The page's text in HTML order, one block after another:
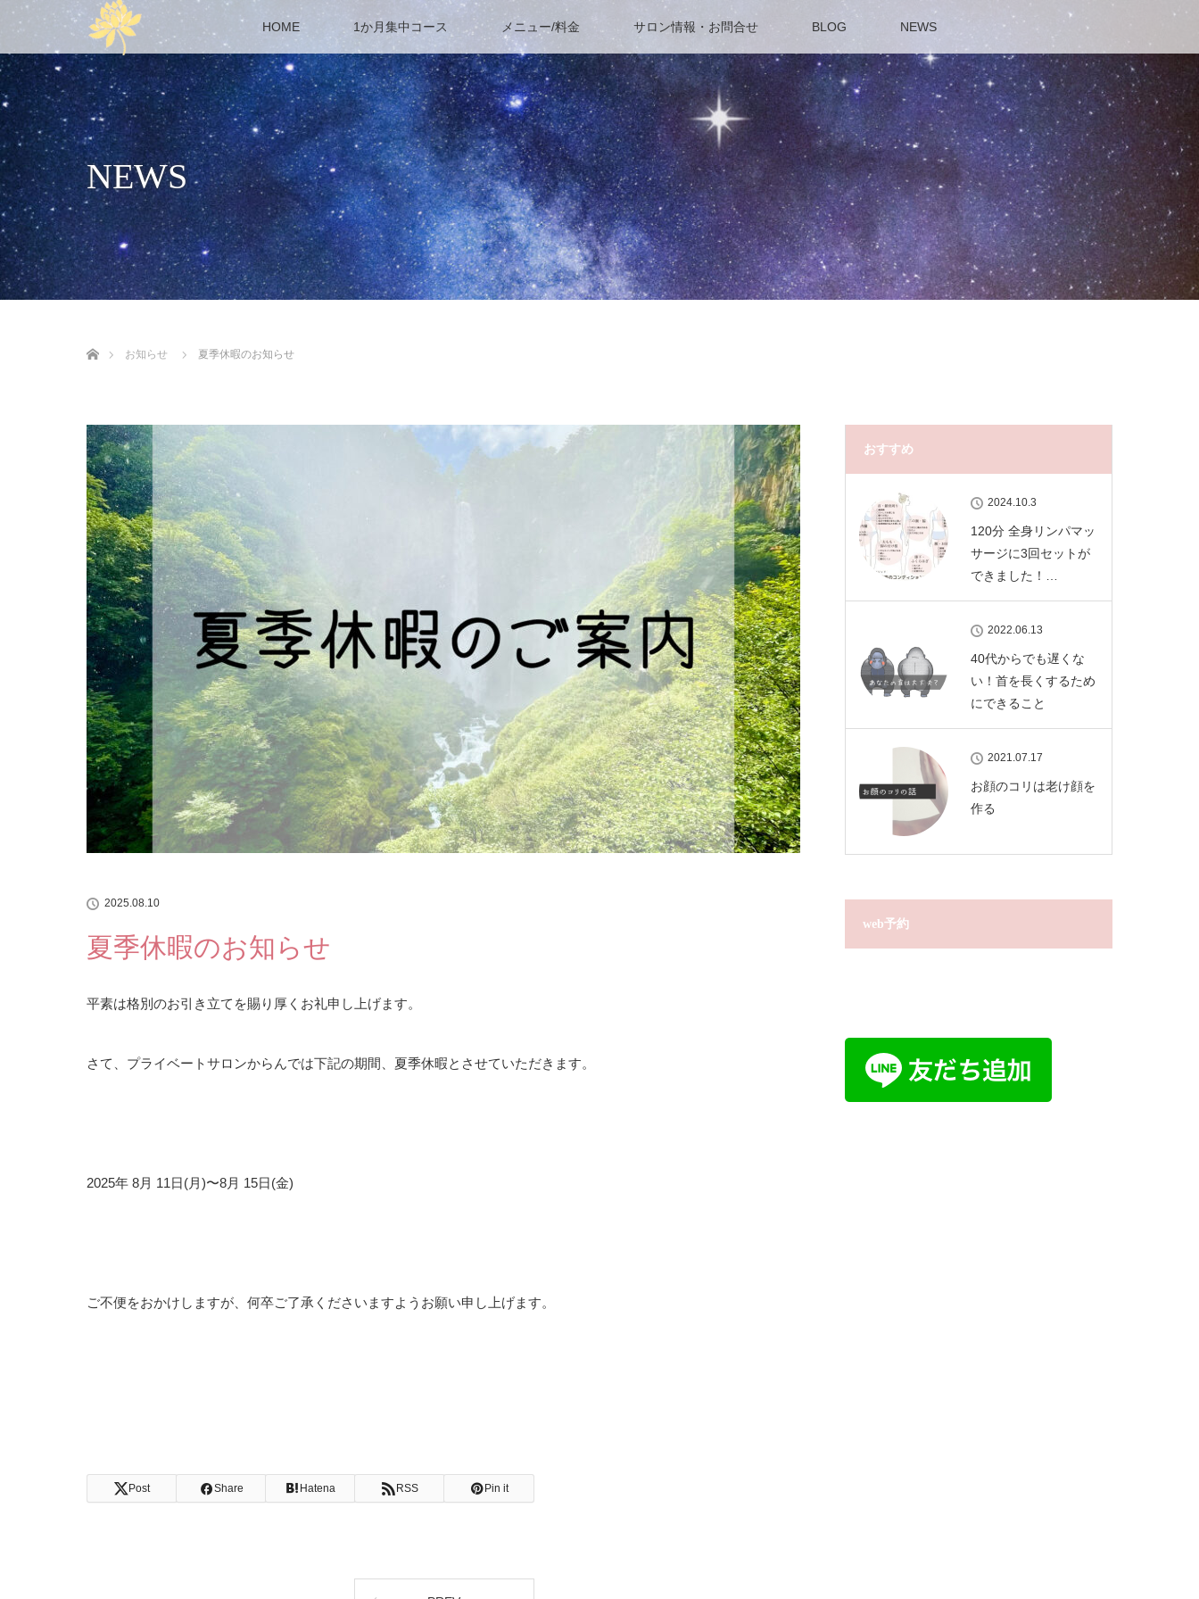
HOME 1か月集中コース メニュー/料金 サロン情報・お問合せ BLOG NEWS
NEWS
お知らせ
夏季休暇のお知らせ
2025.08.10
夏季休暇のお知らせ
平素は格別のお引き立てを賜り厚くお礼申し上げます。
さて、プライベートサロンからんでは下記の期間、夏季休暇とさせていただきます。
2025年 8月 11日(月)〜8月 15日(金)
ご不便をおかけしますが、何卒ご了承くださいますようお願い申し上げます。
Post Share Hatena RSS Pin it
おすすめ
2024.10.3
120分 全身リンパマッ
サージに3回セットが
できました！…
2022.06.13
40代からでも遅くな
い！首を長くするため
にできること
2021.07.17
お顔のコリは老け顔を
作る
web予約